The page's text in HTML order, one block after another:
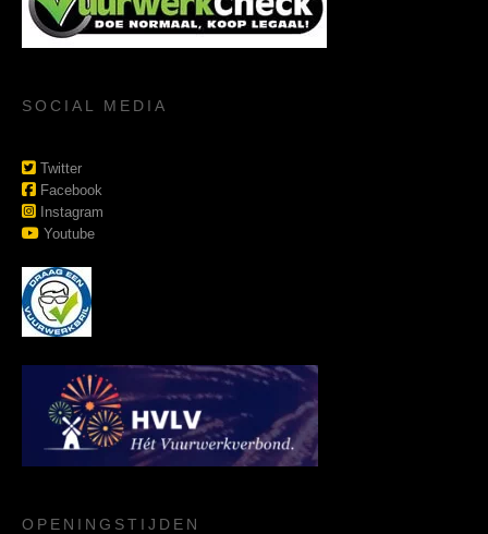
SOCIAL MEDIA
Twitter
Facebook
Instagram
Youtube
OPENINGSTIJDEN